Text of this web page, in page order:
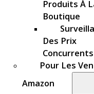
Produits À
Boutique
Des Prix
Concurrents
Pour Les
Amazon